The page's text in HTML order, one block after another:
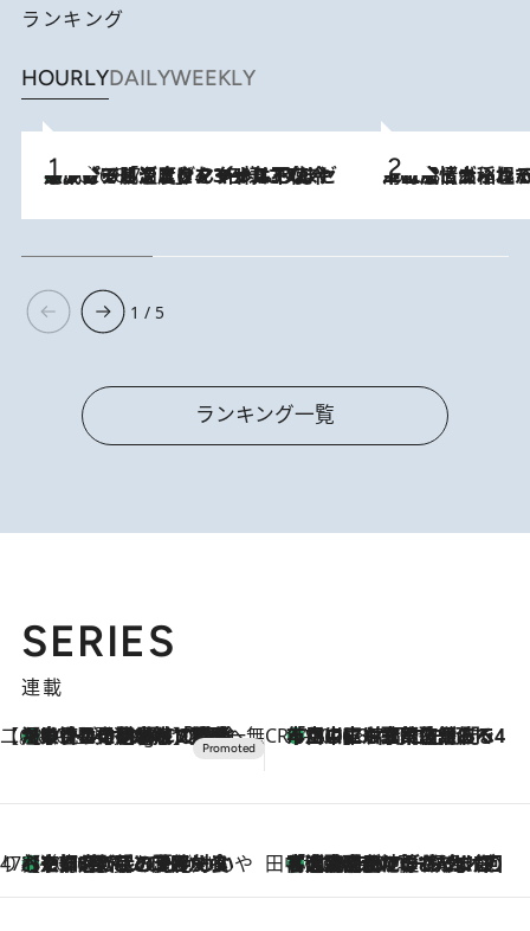
ランキング
HOURLYDAILYWEEKLY
2026.8.7
メントールやエタノールは不使用。ピジョンより、マイルドな冷感成分で肌温度をマイナス3℃まで下げる「ごきげんクール ひんやりアクアミスト」を3名様にプレゼント 2026.8.5
下町風情あふれる台北屈指の人気エリア・大稲埕でセンスのいい台湾土産《ヴ
1 / 5
ランキング一覧
SERIES
連載
【CREA×星野リゾート】唯一無二。癒しと発見が待つ場所へ
10 Hours Ago
【トンボの足水浴】ヒノキの香りに包まれて涼感マックス！約13℃の湧水かけ流しを避暑地「星野温泉 トンボの湯」で体験 CREA'S CHOICE
2026.8.7
「立川にも歌舞伎があるんだよ」 片岡仁左衛門・市川中車ら豪華座組みで4年目の立川立飛歌舞伎へ
47都道府県の手みやげ ひんやりスイーツで夏を満喫
2026.8.7
【京都府】この夏絶対食べたい 冷やしておいしいおやつ3選 ひと口目から心を掴む新緑のテリーヌ 田中稲の勝手に再ブーム
2026.8.7
「湘南乃風に憧れて」観客大盛上がりの“タオル回し”に、ラッパー顔負けの高速歌唱まで…さだまさし（74）のアグレッシブすぎる現在地